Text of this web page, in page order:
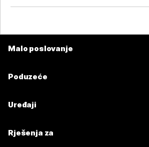
Malo poslovanje
Poduzeće
Uređaji
Rješenja za